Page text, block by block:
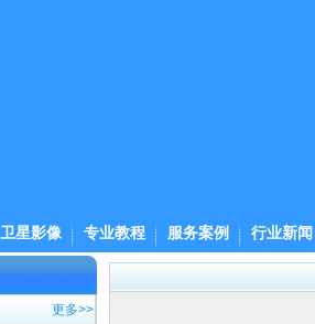
卫星影像 专业教程 服务案例 行业新闻
更多>>